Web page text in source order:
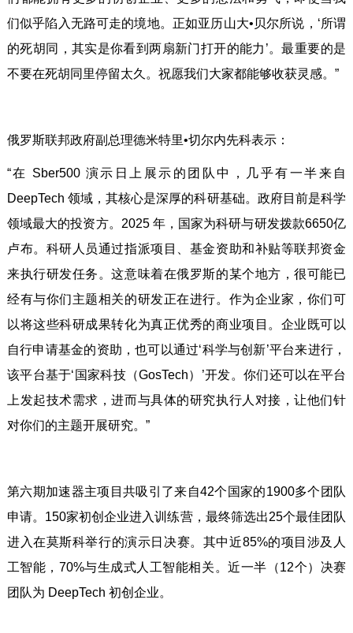
们似乎陷入无路可走的境地。正如亚历山大•贝尔所说，‘所谓
的死胡同，其实是你看到两扇新门打开的能力’。最重要的是
不要在死胡同里停留太久。祝愿我们大家都能够收获灵感。”
俄罗斯联邦政府副总理德米特里•切尔内先科表示：
“在 Sber500 演示日上展示的团队中，几乎有一半来自
DeepTech 领域，其核心是深厚的科研基础。政府目前是科学
领域最大的投资方。2025 年，国家为科研与研发拨款6650亿
卢布。科研人员通过指派项目、基金资助和补贴等联邦资金
来执行研发任务。这意味着在俄罗斯的某个地方，很可能已
经有与你们主题相关的研发正在进行。作为企业家，你们可
以将这些科研成果转化为真正优秀的商业项目。企业既可以
自行申请基金的资助，也可以通过‘科学与创新’平台来进行，
该平台基于‘国家科技（GosTech）’开发。你们还可以在平台
上发起技术需求，进而与具体的研究执行人对接，让他们针
对你们的主题开展研究。”
第六期加速器主项目共吸引了来自42个国家的1900多个团队
申请。150家初创企业进入训练营，最终筛选出25个最佳团队
进入在莫斯科举行的演示日决赛。其中近85%的项目涉及人
工智能，70%与生成式人工智能相关。近一半（12个）决赛
团队为 DeepTech 初创企业。